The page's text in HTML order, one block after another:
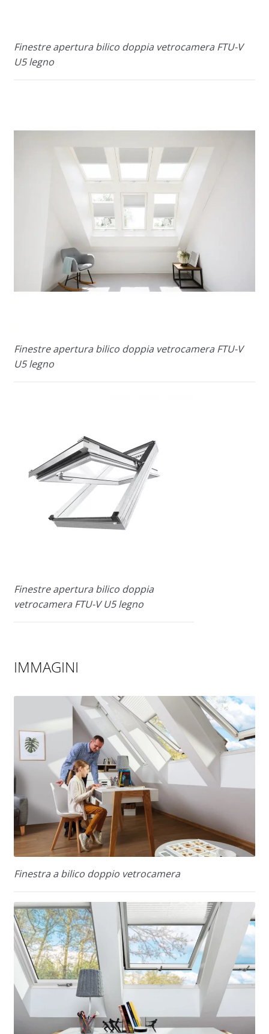
Finestre apertura bilico doppia vetrocamera FTU-V
U5 legno
Finestre apertura bilico doppia vetrocamera FTU-V
U5 legno
Finestre apertura bilico doppia
vetrocamera FTU-V U5 legno
IMMAGINI
Finestra a bilico doppio vetrocamera